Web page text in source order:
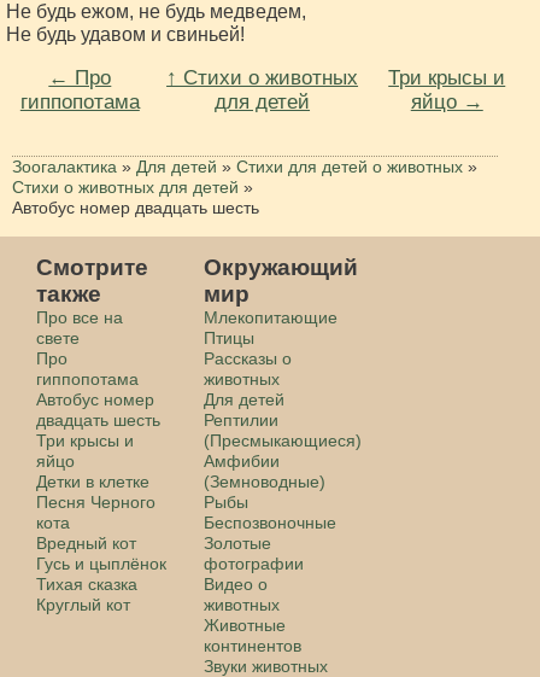
Не будь ежом, не будь медведем,
← Про
гиппопотама
↑ Стихи о животных
для детей
Три крысы и
яйцо →
Зоогалактика » Для детей » Стихи для детей о животных »
Стихи о животных для детей »
Автобус номер двадцать шесть
Смотрите
также
Про все на
свете
Про
гиппопотама
Автобус номер
двадцать шесть
Три крысы и
яйцо
Детки в клетке
Песня Черного
кота
Вредный кот
Гусь и цыплёнок
Тихая сказка
Круглый кот
Окружающий
мир
Млекопитающие
Птицы
Рассказы о
животных
Для детей
Рептилии
(Пресмыкающиеся)
Амфибии
(Земноводные)
Рыбы
Беспозвоночные
Золотые
фотографии
Видео о
животных
Животные
континентов
Звуки животных